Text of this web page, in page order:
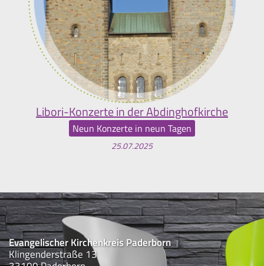
Libori-Konzerte in der Abdinghofkirche
Neun Konzerte in neun Tagen
25.07.2025
Evangelischer Kirchenkreis Paderborn
Klingenderstraße 13